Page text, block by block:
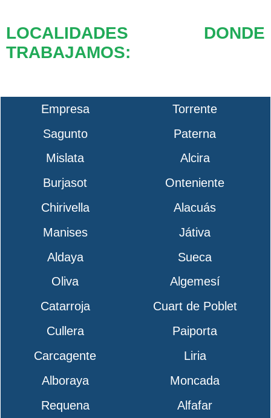
LOCALIDADES DONDE
TRABAJAMOS:
Empresa
Torrente
Sagunto
Paterna
Mislata
Alcira
Burjasot
Onteniente
Chirivella
Alacuás
Manises
Játiva
Aldaya
Sueca
Oliva
Algemesí
Catarroja
Cuart de Poblet
Cullera
Paiporta
Carcagente
Liria
Alboraya
Moncada
Requena
Alfafar